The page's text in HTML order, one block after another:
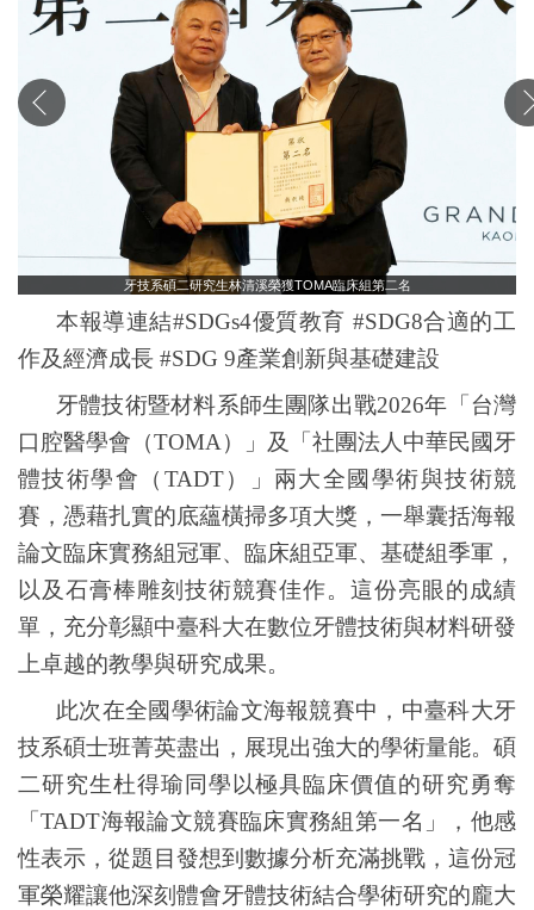
牙技系碩二研究生林清溪榮獲TOMA臨床組第二名
本報導連結#SDGs4優質教育 #SDG8合適的工
作及經濟成長 #SDG 9產業創新與基礎建設
牙體技術暨材料系師生團隊出戰2026年「台灣
口腔醫學會（TOMA）」及「社團法人中華民國牙
體技術學會（ TADT）」兩大全國學術與技術競
賽，憑藉扎實的底蘊橫掃多項大獎，一舉囊括海報
論文臨床實務組冠軍、臨床組亞軍、基礎組季軍，
以及石膏棒雕刻技術競賽佳作。這份亮眼的成績
單，充分彰顯中臺科大在數位牙體技術與材料研發
上卓越的教學與研究成果。
此次在全國學術論文海報競賽中，中臺科大牙
技系碩士班菁英盡出，展現出強大的學術量能。碩
二研究生杜得瑜同學以極具臨床價值的研究勇奪
「TADT海報論文競賽臨床實務組第一名」，他感
性表示，從題目發想到數據分析充滿挑戰，這份冠
軍榮耀讓他深刻體會牙體技術結合學術研究的龐大